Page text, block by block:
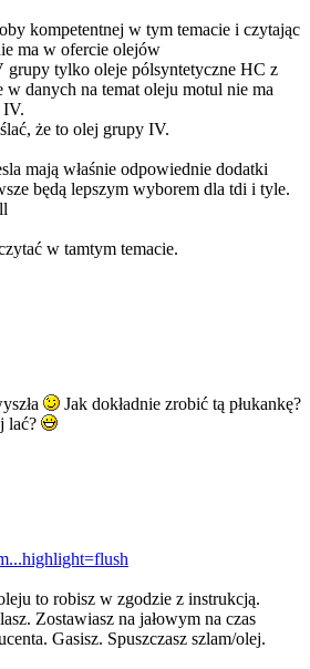
kompetentnej w tym temacie i czytając
ma w ofercie olejów
grupy tylko oleje pólsyntetyczne HC z
danych na temat oleju motul nie ma
IV.
że to olej grupy IV.
mają właśnie odpowiednie dodatki
będą lepszym wyborem dla tdi i tyle.
w tamtym temacie.
Jak dokładnie zrobić tą płukankę?
lać?
to robisz w zgodzie z instrukcją.
Zostawiasz na jałowym na czas
Gasisz. Spuszczasz szlam/olej.